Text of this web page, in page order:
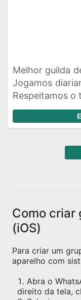
Melhor guilda
Jogamos
Respeitamos o
Como criar
(iOS)
Para criar um
aparelho com
Abra o
direito da tela,